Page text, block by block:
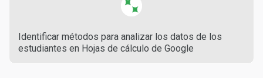
Identificar métodos para analizar los datos de los
estudiantes en Hojas de cálculo de Google